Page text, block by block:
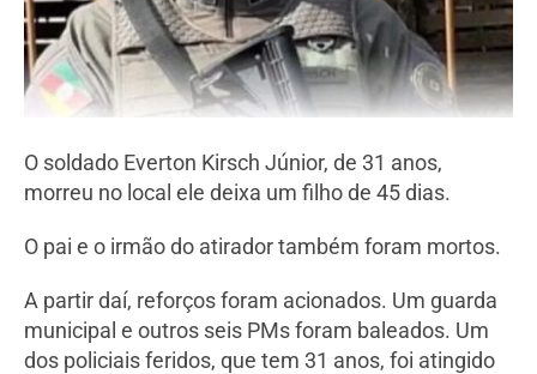
O soldado Everton Kirsch Júnior, de 31 anos,
morreu no local ele deixa um filho de 45 dias.
O pai e o irmão do atirador também foram mortos.
A partir daí, reforços foram acionados. Um guarda
municipal e outros seis PMs foram baleados. Um
dos policiais feridos, que tem 31 anos, foi atingido